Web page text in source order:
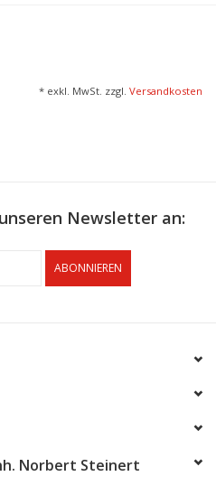
* exkl. MwSt. zzgl. Versandkosten
Newsletter an:
ABONNIEREN
Norbert Steinert